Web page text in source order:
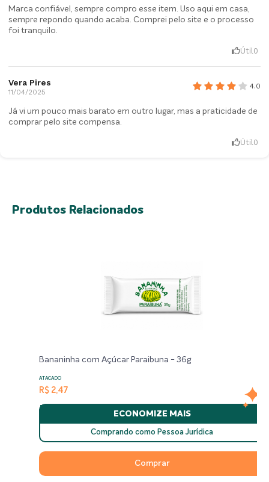
Marca confiável, sempre compro esse item. Uso aqui em casa,
sempre repondo quando acaba. Comprei pelo site e o processo
foi tranquilo.
Útil 0
Vera Pires
11/04/2025
4.0
Já vi um pouco mais barato em outro lugar, mas a praticidade de
comprar pelo site compensa.
Útil 0
Produtos Relacionados
Bananinha com Açúcar Paraibuna - 36g
ATACADO
R$ 2,47
ECONOMIZE MAIS
Comprando como Pessoa Jurídica
Comprar